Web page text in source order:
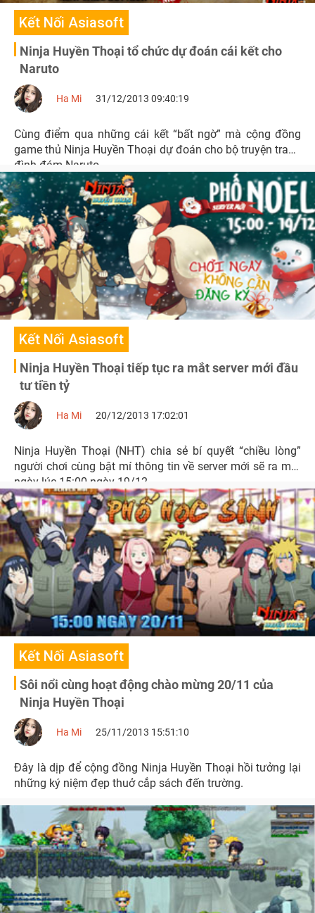
Kết Nối Asiasoft
Ninja Huyền Thoại tổ chức dự đoán cái kết cho
Naruto
Ha Mi 31/12/2013 09:40:19
Cùng điểm qua những cái kết “bất ngờ” mà cộng đồng
game thủ Ninja Huyền Thoại dự đoán cho bộ truyện tranh
đình đám Naruto .
Kết Nối Asiasoft
Ninja Huyền Thoại tiếp tục ra mắt server mới đầu
tư tiền tỷ
Ha Mi 20/12/2013 17:02:01
Ninja Huyền Thoại (NHT) chia sẻ bí quyết “chiều lòng”
người chơi cùng bật mí thông tin về server mới sẽ ra mắt
ngày lúc 15:00 ngày 19/12
Kết Nối Asiasoft
Sôi nổi cùng hoạt động chào mừng 20/11 của
Ninja Huyền Thoại
Ha Mi 25/11/2013 15:51:10
Đây là dịp để cộng đồng Ninja Huyền Thoại hồi tưởng lại
những ký niệm đẹp thuở cắp sách đến trường.